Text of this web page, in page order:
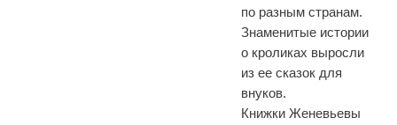
по разным странам.
Знаменитые истории
о кроликах выросли
из ее сказок для
внуков.
Книжки Женевьевы